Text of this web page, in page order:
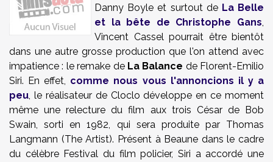
Danny Boyle et surtout de La Belle
et la bête de Christophe Gans,
Vincent Cassel pourrait être bientôt
dans une autre grosse production que l'on attend avec
impatience : le remake de La Balance de Florent-Emilio
Siri. En effet, comme nous vous l'annoncions il y a
peu, le réalisateur de Cloclo développe en ce moment
même une relecture du film aux trois César de Bob
Swain, sorti en 1982, qui sera produite par Thomas
Langmann (The Artist). Présent à Beaune dans le cadre
du célèbre Festival du film policier, Siri a accordé une